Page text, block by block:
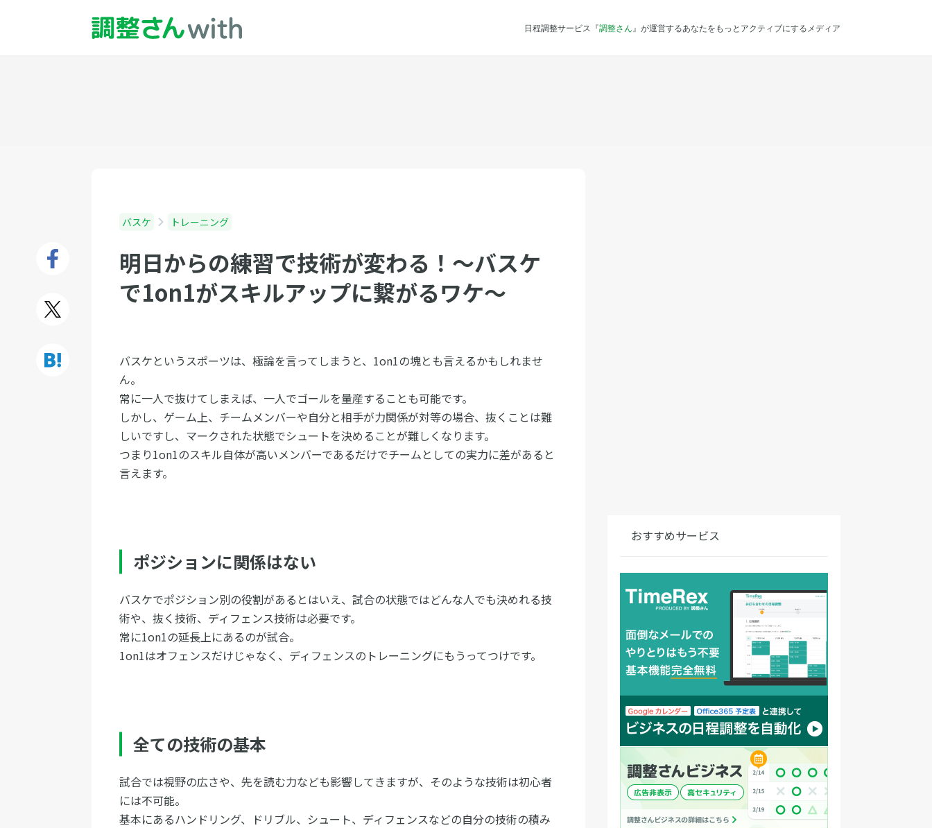
日程調整サービス『調整さん 』が運営するあなたをもっとアクティブにするメディア
バスケ トレーニング
明日からの練習で技術が変わる！〜バスケ
で1on1がスキルアップに繋がるワケ〜
バスケというスポーツは、極論を言ってしまうと、1on1の塊とも言えるかもしれませ
ん。
常に一人で抜けてしまえば、一人でゴールを量産することも可能です。
しかし、ゲーム上、チームメンバーや自分と相手が力関係が対等の場合、抜くことは難
しいですし、マークされた状態でシュートを決めることが難しくなります。
つまり1on1のスキル自体が高いメンバーであるだけでチームとしての実力に差があると
言えます。
ポジションに関係はない
バスケでポジション別の役割があるとはいえ、試合の状態ではどんな人でも決めれる技
術や、抜く技術、ディフェンス技術は必要です。
常に1on1の延長上にあるのが試合。
1on1はオフェンスだけじゃなく、ディフェンスのトレーニングにもうってつけです。
全ての技術の基本
試合では視野の広さや、先を読む力なども影響してきますが、そのような技術は初心者
には不可能。
基本にあるハンドリング、ドリブル、シュート、ディフェンスなどの自分の技術の積み
おすすめサービス